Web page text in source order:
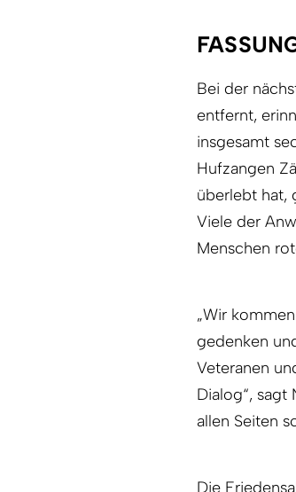
Bei der
entfernt,
insgesamt
Hufzangen
überlebt hat,
Viele der
Menschen
„Wir
gedenken
Veteranen
Dialog“, sagt
allen Seiten
Die